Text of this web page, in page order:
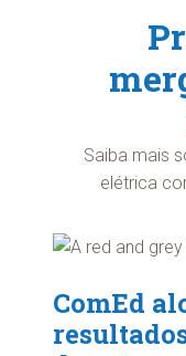
Saiba mais
elétrica
ComEd